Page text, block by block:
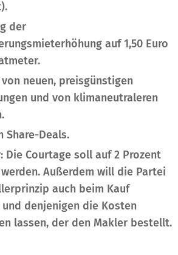
der
auf 1,50 Euro
neuen, preisgünstigen
und von klimaneutraleren
Share-Deals.
Die Courtage soll auf 2 Prozent
Außerdem will die Partei
auch beim Kauf
denjenigen die Kosten
lassen, der den Makler bestellt.